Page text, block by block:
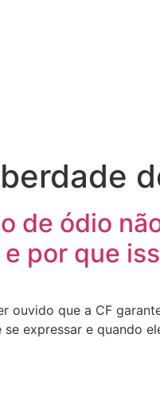
de ódio
por que
ouvido que a CF
expressar e quando